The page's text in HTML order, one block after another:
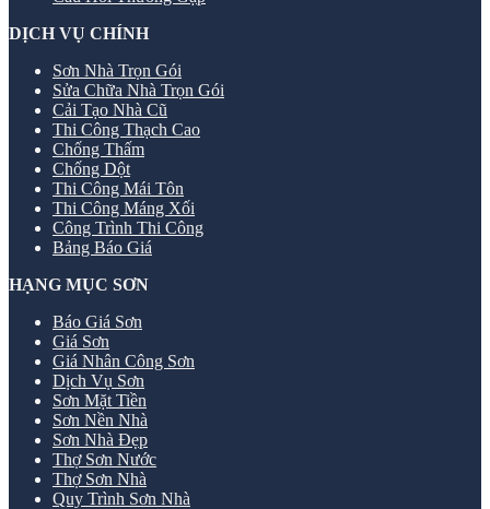
DỊCH VỤ CHÍNH
Sơn Nhà Trọn Gói
Sửa Chữa Nhà Trọn Gói
Cải Tạo Nhà Cũ
Thi Công Thạch Cao
Chống Thấm
Chống Dột
Thi Công Mái Tôn
Thi Công Máng Xối
Công Trình Thi Công
Bảng Báo Giá
HẠNG MỤC SƠN
Báo Giá Sơn
Giá Sơn
Giá Nhân Công Sơn
Dịch Vụ Sơn
Sơn Mặt Tiền
Sơn Nền Nhà
Sơn Nhà Đẹp
Thợ Sơn Nước
Thợ Sơn Nhà
Quy Trình Sơn Nhà